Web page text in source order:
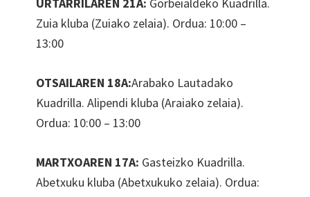
Zuia kluba (Zuiako zelaia). Ordua: 10:00 –
13:00
OTSAILAREN 18A:Arabako Lautadako
Kuadrilla. Alipendi kluba (Araiako zelaia).
Ordua: 10:00 – 13:00
MARTXOAREN 17A: Gasteizko Kuadrilla.
Abetxuku kluba (Abetxukuko zelaia). Ordua: